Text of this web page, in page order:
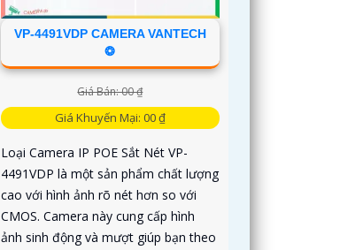
VP-4491VDP CAMERA VANTECH
❂
Giá Bán: 00 ₫
Giá Khuyến Mại: 00 ₫
Loại Camera IP POE Sắt Nét VP-
4491VDP là một sản phẩm chất lượng
cao với hình ảnh rõ nét hơn so với
CMOS. Camera này cung cấp hình
ảnh sinh động và mượt giúp bạn theo